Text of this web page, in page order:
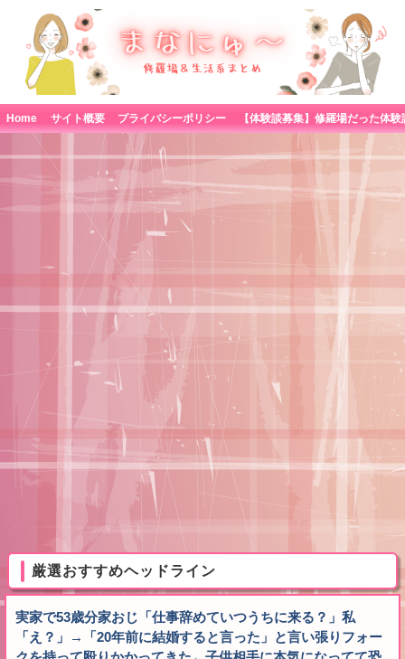
Home サイト概要 プライバシーポリシー
厳選おすすめヘッドライン
実家で53歳分家おじ「仕事辞めていつうちに来る？」私
「え？」→「20年前に結婚すると言った」と言い張りフォー